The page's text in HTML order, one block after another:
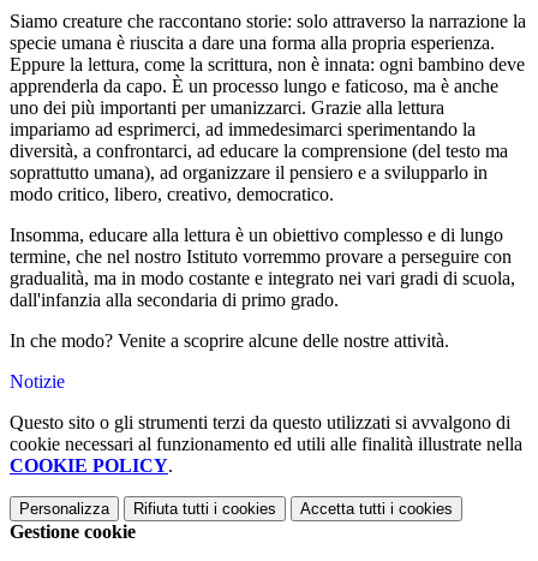
Siamo creature che raccontano storie: solo attraverso la narrazione la
specie umana è riuscita a dare una forma alla propria esperienza.
Eppure la lettura, come la scrittura, non è innata: ogni bambino deve
apprenderla da capo. È un processo lungo e faticoso, ma è anche
uno dei più importanti per umanizzarci. Grazie alla lettura
impariamo ad esprimerci, ad immedesimarci sperimentando la
diversità, a confrontarci, ad educare la comprensione (del testo ma
soprattutto umana), ad organizzare il pensiero e a svilupparlo in
modo critico, libero, creativo, democratico.
Insomma, educare alla lettura è un obiettivo complesso e di lungo
termine, che nel nostro Istituto vorremmo provare a perseguire con
gradualità, ma in modo costante e integrato nei vari gradi di scuola,
dall'infanzia alla secondaria di primo grado.
In che modo? Venite a scoprire alcune delle nostre attività.
Notizie
Questo sito o gli strumenti terzi da questo utilizzati si avvalgono di
cookie necessari al funzionamento ed utili alle finalità illustrate nella
COOKIE POLICY.
Personalizza Rifiuta tutti i cookies Accetta tutti i cookies
Gestione cookie